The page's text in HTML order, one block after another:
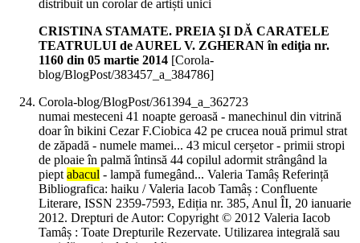
distribuit un corolar de artiști unici
CRISTINA STAMATE. PREIA ŞI DĂ CARATELE
TEATRULUI de AUREL V. ZGHERAN în ediţia nr.
1160 din 05 martie 2014 [Corola-
blog/BlogPost/383457_a_384786]
Corola-blog/BlogPost/361394_a_362723
numai mesteceni 41 noapte geroasă - manechinul din vitrină
doar în bikini Cezar F.Ciobica 42 pe crucea nouă primul strat
de zăpadă - numele mamei... 43 micul cerșetor - primii stropi
de ploaie în palmă întinsă 44 copilul adormit strângând la
pieptabacul - lampă fumegând... Valeria Tamâș Referință
Bibliografica: haiku / Valeria Iacob Tamâș : Confluente
Literare, ISSN 2359-7593, Ediția nr. 385, Anul ÎI, 20 ianuarie
2012. Drepturi de Autor: Copyright © 2012 Valeria Iacob
Tamâș : Toate Drepturile Rezervate. Utilizarea integrală sau